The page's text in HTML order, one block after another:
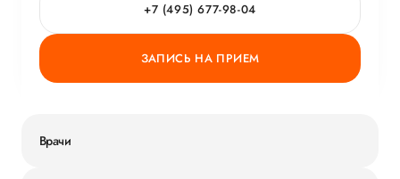
+7 (495) 677-98-04
ЗАПИСЬ НА ПРИЕМ
Врачи